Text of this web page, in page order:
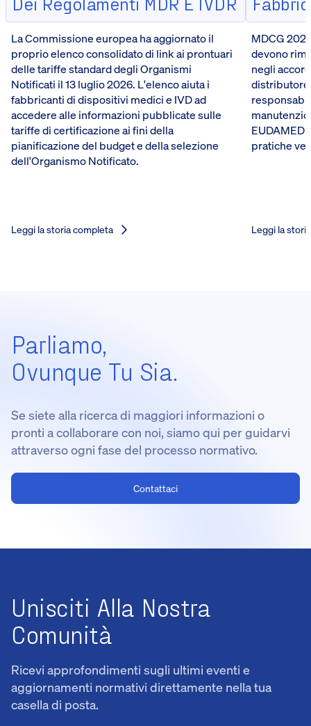
La Commissione europea ha aggiornato il
proprio elenco consolidato di link ai prontuari
delle tariffe standard degli Organismi
Notificati il 13 luglio 2026. L'elenco aiuta i
fabbricanti di dispositivi medici e IVD ad
accedere alle informazioni pubblicate sulle
tariffe di certificazione ai fini della
pianificazione del budget e della selezione
dell'Organismo Notificato.
Leggi la storia completa
MDCG
devono
negli
EUDAMED
pratiche
Leggi la
Parliamo,
Ovunque Tu Sia.
Se siete alla ricerca di maggiori informazioni o
pronti a collaborare con noi, siamo qui per guidarvi
attraverso ogni fase del processo normativo.
Contattaci
Unisciti Alla Nostra
Comunità
Ricevi approfondimenti sugli ultimi eventi e
aggiornamenti normativi direttamente nella tua
casella di posta.